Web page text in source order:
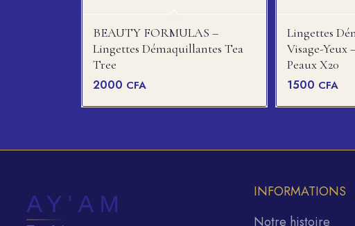
BEAUTY FORMULAS –
Lingettes Démaquillantes Tea
Tree
2000 CFA
Lingettes
Visage-Yeux
Peaux X20
1500 CFA
INFORMATIONS
Notre histoire